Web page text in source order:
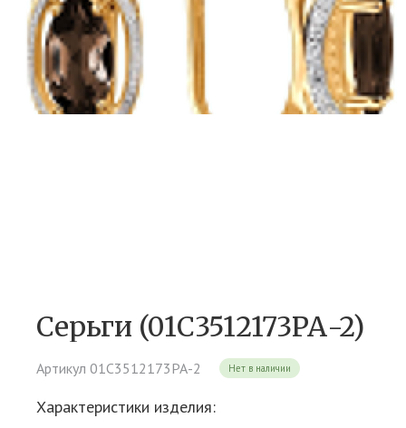
Серьги (01С3512173РА-2)
Артикул 01С3512173РА-2 Нет в наличии
Характеристики изделия: